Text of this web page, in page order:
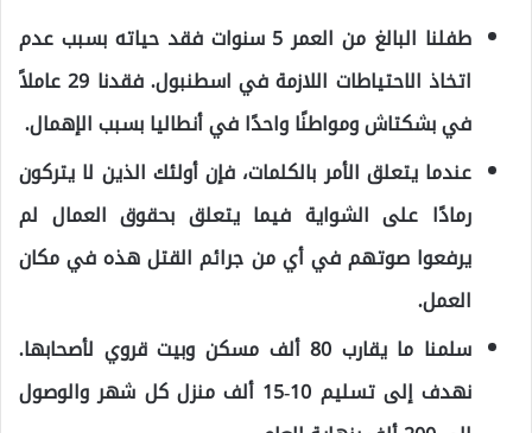
طفلنا البالغ من العمر 5 سنوات فقد حياته بسبب عدم
اتخاذ الاحتياطات اللازمة في اسطنبول. فقدنا 29 عاملاً
في بشكتاش ومواطنًا واحدًا في أنطاليا بسبب الإهمال.
عندما يتعلق الأمر بالكلمات، فإن أولئك الذين لا يتركون
رمادًا على الشواية فيما يتعلق بحقوق العمال لم
يرفعوا صوتهم في أي من جرائم القتل هذه في مكان
العمل.
سلمنا ما يقارب 80 ألف مسكن وبيت قروي لأصحابها.
نهدف إلى تسليم 10-15 ألف منزل كل شهر والوصول